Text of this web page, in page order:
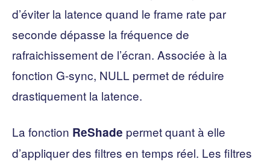
d’éviter la latence quand le frame rate par
seconde dépasse la fréquence de
rafraichissement de l’écran. Associée à la
fonction G-sync, NULL permet de réduire
drastiquement la latence.
La fonction ReShade permet quant à elle
d’appliquer des filtres en temps réel. Les filtres